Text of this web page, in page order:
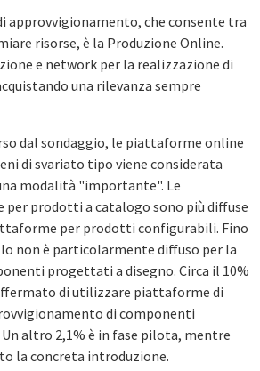
approvvigionamento, che consente tra
risorse, è la Produzione Online.
e network per la realizzazione di
una rilevanza sempre
dal sondaggio, le piattaforme online
di svariato tipo viene considerata
modalità "importante". Le
per prodotti a catalogo sono più diffuse
per prodotti configurabili. Fino
non è particolarmente diffuso per la
progettati a disegno. Circa il 10%
di utilizzare piattaforme di
di componenti
altro 2,1% è in fase pilota, mentre
la concreta introduzione.